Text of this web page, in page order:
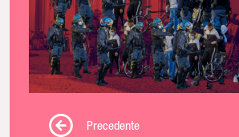
Precedente